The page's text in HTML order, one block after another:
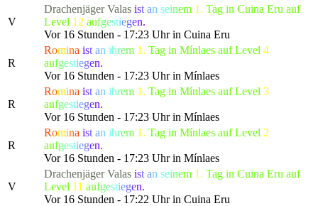
V
Drachenjäger Valas ist an seinem 1. Tag in Cuina Eru auf
Level 12 aufgestiegen.
Vor 16 Stunden - 17:23 Uhr in Cuina Eru
R
Romina ist an ihrem 1. Tag in Mínlaes auf Level 4
aufgestiegen.
Vor 16 Stunden - 17:23 Uhr in Mínlaes
R
Romina ist an ihrem 1. Tag in Mínlaes auf Level 3
aufgestiegen.
Vor 16 Stunden - 17:23 Uhr in Mínlaes
R
Romina ist an ihrem 1. Tag in Mínlaes auf Level 2
aufgestiegen.
Vor 16 Stunden - 17:23 Uhr in Mínlaes
V
Drachenjäger Valas ist an seinem 1. Tag in Cuina Eru auf
Level 11 aufgestiegen.
Vor 16 Stunden - 17:22 Uhr in Cuina Eru